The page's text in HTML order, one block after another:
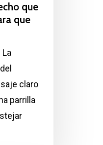
que
que
claro
parrilla